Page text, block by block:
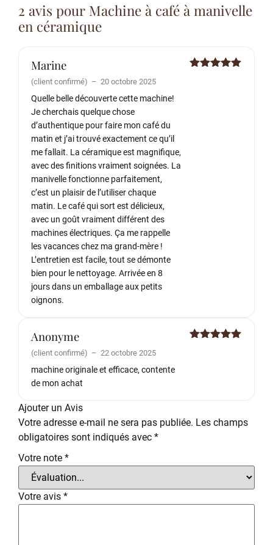
2 avis pour Machine à café à manivelle
en céramique
Marine
(client confirmé) – 20 octobre 2025
Quelle belle découverte cette machine!
Je cherchais quelque chose
d’authentique pour faire mon café du
matin et j’ai trouvé exactement ce qu’il
me fallait. La céramique est magnifique,
avec des finitions vraiment soignées. La
manivelle fonctionne parfaitement,
c’est un plaisir de l’utiliser chaque
matin. Le café qui sort est délicieux,
avec un goût vraiment différent des
machines électriques. Ça me rappelle
les vacances chez ma grand-mère !
L’entretien est facile, tout se démonte
bien pour le nettoyage. Arrivée en 8
jours dans un emballage aux petits
oignons.
Anonyme
(client confirmé) – 22 octobre 2025
machine originale et efficace, contente
de mon achat
Ajouter un Avis
Votre adresse e-mail ne sera pas publiée. Les champs
obligatoires sont indiqués avec *
Votre note *
Votre avis *